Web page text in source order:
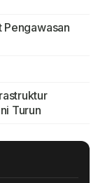
Pengawasan
Turun